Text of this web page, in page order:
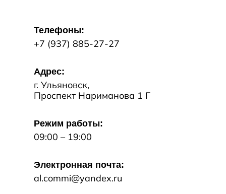
Телефоны:
+7 (937) 885-27-27
Адрес:
г. Ульяновск,
Проспект Нариманова 1 Г
Режим работы:
09:00 – 19:00
Электронная почта:
al.commi@yandex.ru